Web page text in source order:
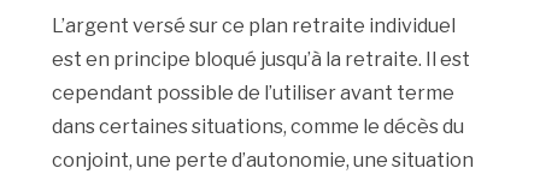
L’argent versé sur ce plan retraite individuel
est en principe bloqué jusqu’à la retraite. Il est
cependant possible de l’utiliser avant terme
dans certaines situations, comme le décès du
conjoint, une perte d’autonomie, une situation